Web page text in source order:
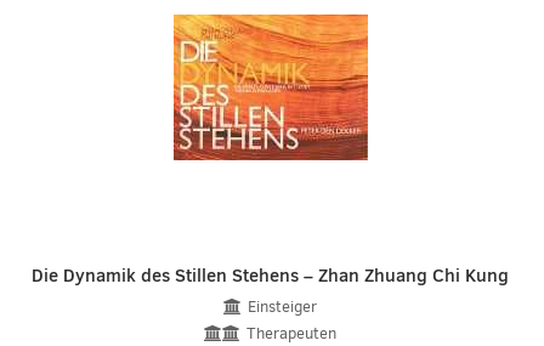
Die Dynamik des Stillen Stehens – Zhan Zhuang Chi Kung
Einsteiger
Therapeuten